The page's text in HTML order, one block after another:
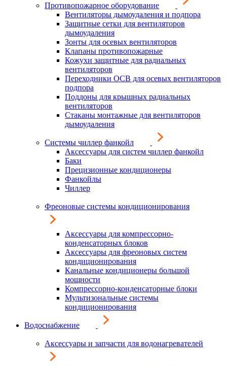
Противопожарное оборудование
Вентиляторы дымоудаления и подпора
Защитные сетки для вентиляторов
дымоудаления
Зонты для осевых вентиляторов
Клапаны противопожарные
Кожухи защитные для радиальных
вентиляторов
Переходники ОСВ для осевых вентиляторов
подпора
Поддоны для крышных радиальных
вентиляторов
Стаканы монтажные для вентиляторов
дымоудаления
Системы чиллер фанкойл
Аксессуары для систем чиллер фанкойл
Баки
Прецизионные кондиционеры
Фанкойлы
Чиллер
Фреоновые системы кондиционирования
Аксессуары для компрессорно-
конденсаторных блоков
Аксессуары для фреоновых систем
кондиционирования
Канальные кондиционеры большой
мощности
Компрессорно-конденсаторные блоки
Мультизональные системы
кондиционирования
Водоснабжение
Аксессуары и запчасти для водонагревателей